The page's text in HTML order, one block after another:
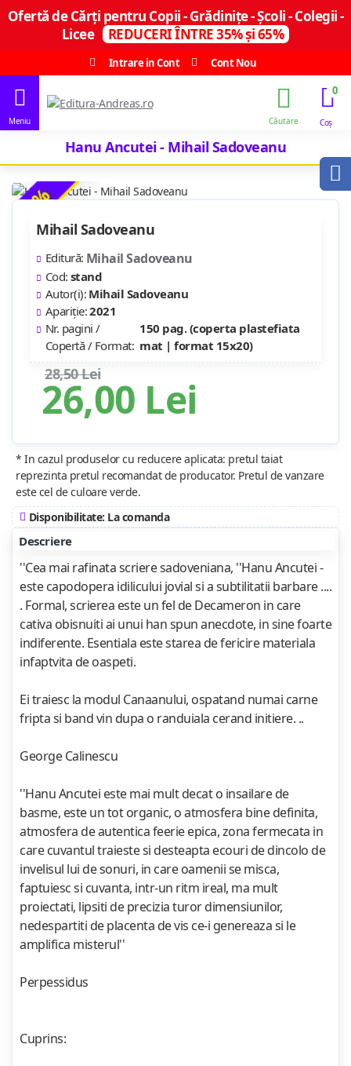
Ofertă de Cărți pentru Copii - Grădinițe - Școli - Colegii -
Licee
REDUCERI ÎNTRE 35% și 65%
Intrare in Cont
Cont Nou
0
Hanu Ancutei - Mihail Sadoveanu
-9 %
26,00 Lei
28,50 Lei
Mihail Sadoveanu
Editură: Mihail Sadoveanu
Cod: stand
Autor(i): Mihail Sadoveanu
Apariție:2021
Nr. pagini /
Copertă / Format:
150 pag. (coperta plastefiata
mat | format 15x20)
* In cazul produselor cu reducere aplicata: pretul taiat
reprezinta pretul recomandat de producator. Pretul de vanzare
este cel de culoare verde.
Disponibilitate: La comanda
Descriere
''Cea mai rafinata scriere sadoveniana, ''Hanu Ancutei -
este capodopera idilicului jovial si a subtilitatii barbare ....
. Formal, scrierea este un fel de Decameron in care
cativa obisnuiti ai unui han spun anecdote, in sine foarte
indiferente. Esentiala este starea de fericire materiala
infaptvita de oaspeti.
Ei traiesc la modul Canaanului, ospatand numai carne
fripta si band vin dupa o randuiala cerand initiere. ..
George Calinescu
''Hanu Ancutei este mai mult decat o insailare de
basme, este un tot organic, o atmosfera bine definita,
atmosfera de autentica feerie epica, zona fermecata in
care cuvantul traieste si desteapta ecouri de dincolo de
invelisul lui de sonuri, in care oamenii se misca,
faptuiesc si cuvanta, intr-un ritm ireal, ma mult
proiectati, lipsiti de precizia turor dimensiunilor,
nedespartiti de placenta de vis ce-i genereaza si le
amplifica misterul''
Perpessidus
Cuprins: